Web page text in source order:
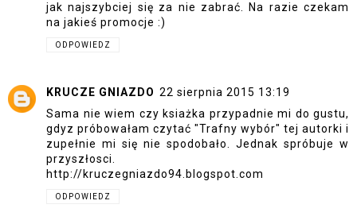
jak najszybciej się za nie zabrać. Na razie czekam
na jakieś promocje :)
ODPOWIEDZ
KRUCZE GNIAZDO 22 sierpnia 2015 13:19
Sama nie wiem czy ksiażka przypadnie mi do gustu,
gdyz próbowałam czytać "Trafny wybór" tej autorki i
zupełnie mi się nie spodobało. Jednak spróbuje w
przyszłosci.
http://kruczegniazdo94.blogspot.com
ODPOWIEDZ